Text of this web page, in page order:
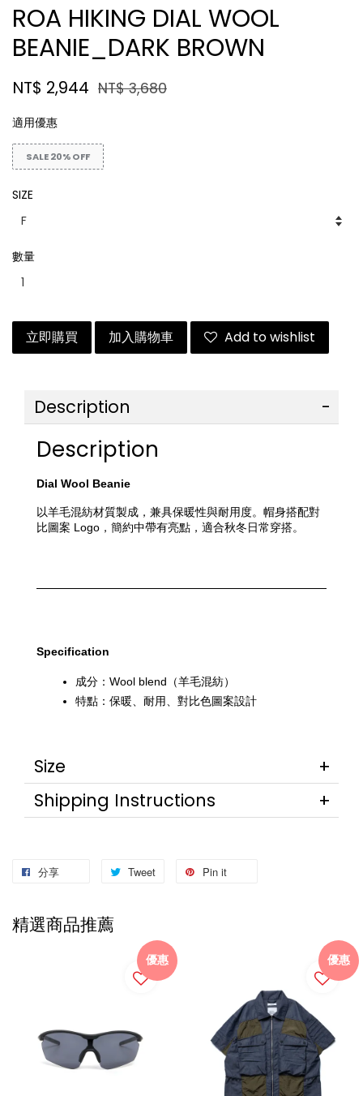
ROA HIKING DIAL WOOL
BEANIE_DARK BROWN
NT$ 2,944 NT$ 3,680
適用優惠
SALE 20% OFF
SIZE
數量
立即購買 加入購物車 Add to wishlist
Description
Description
Dial Wool Beanie
以羊毛混紡材質製成，兼具保暖性與耐用度。帽身搭配對
比圖案 Logo，簡約中帶有亮點，適合秋冬日常穿搭。
Specification
成分：Wool blend（羊毛混紡）
特點：保暖、耐用、對比色圖案設計
Size
Shipping Instructions
分享 Tweet Pin it
精選商品推薦
優惠 優惠